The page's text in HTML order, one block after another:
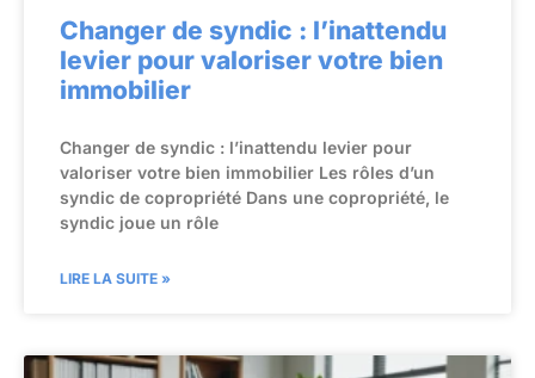
Changer de syndic : l’inattendu
levier pour valoriser votre bien
immobilier
Changer de syndic : l’inattendu levier pour
valoriser votre bien immobilier Les rôles d’un
syndic de copropriété Dans une copropriété, le
syndic joue un rôle
LIRE LA SUITE »